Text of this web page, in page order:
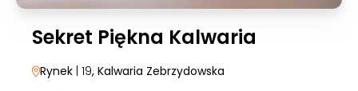
Sekret Piękna Kalwaria
Rynek | 19, Kalwaria Zebrzydowska